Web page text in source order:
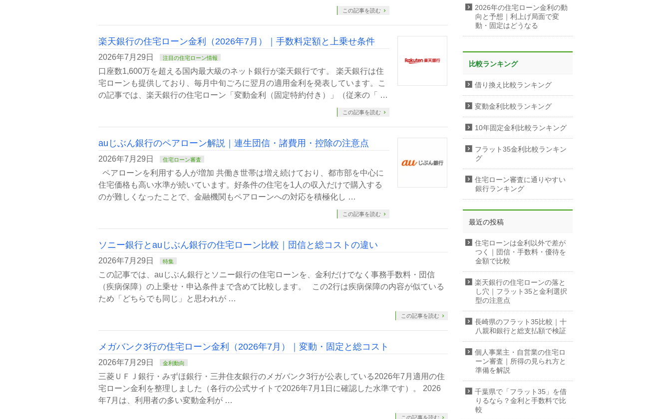
この記事を読む
楽天銀行の住宅ローン金利（2026年7月）｜手数料定額と上乗せ条件
2026年7月29日 注目の住宅ローン情報
口座数1,600万を超える国内最大級のネット銀行が楽天銀行です。 楽天銀行は住
宅ローンも提供しており、毎月中旬ごろに翌月の適用金利を発表しています。こ
の記事では、楽天銀行の住宅ローン「変動金利（固定特約付き）」（従来の「 …
この記事を読む
auじぶん銀行のペアローン解説｜連生団信・諸費用・控除の注意点
2026年7月29日 住宅ローン審査
ペアローンを利用する人が増加 共働き世帯は増え続けており、都市部を中心に
住宅価格も高い水準が続いています。好条件の住宅を1人の収入だけで購入する
のが難しくなったことで、金融機関もペアローンへの対応を積極化し …
この記事を読む
ソニー銀行とauじぶん銀行の住宅ローン比較｜団信と総コストの違い
2026年7月29日 特集
この記事では、auじぶん銀行とソニー銀行の住宅ローンを、金利だけでなく事務手数料・団信
（疾病保障）の上乗せ・申込条件まで含めて比較します。 この2行は疾病保障の内容が似ている
ため「どちらでも同じ」と思われが …
この記事を読む
メガバンク3行の住宅ローン金利（2026年7月）｜変動・固定と総コスト
2026年7月29日 金利動向
三菱ＵＦＪ銀行・みずほ銀行・三井住友銀行のメガバンク3行が公表している2026年7月適用の住
宅ローン金利を整理しました（各行の公式サイトで2026年7月1日に確認した水準です）。 2026
年7月は、利用者の多い変動金利が …
この記事を読む
2026年の住宅ローン金利の動
向と予想｜利上げ局面で変
動・固定はどうなる
比較ランキング
借り換え比較ランキング
変動金利比較ランキング
10年固定金利比較ランキング
フラット35金利比較ランキン
グ
住宅ローン審査に通りやすい
銀行ランキング
最近の投稿
住宅ローンは金利以外で差が
つく｜団信・手数料・優待を
金額で比較
楽天銀行の住宅ローンの落と
し穴｜フラット35と金利選択
型の注意点
長崎県のフラット35比較｜十
八親和銀行と総支払額で検証
個人事業主・自営業の住宅ロ
ーン審査｜所得の見られ方と
準備を解説
千葉県で「フラット35」を借
りるなら？金利と手数料で比
較